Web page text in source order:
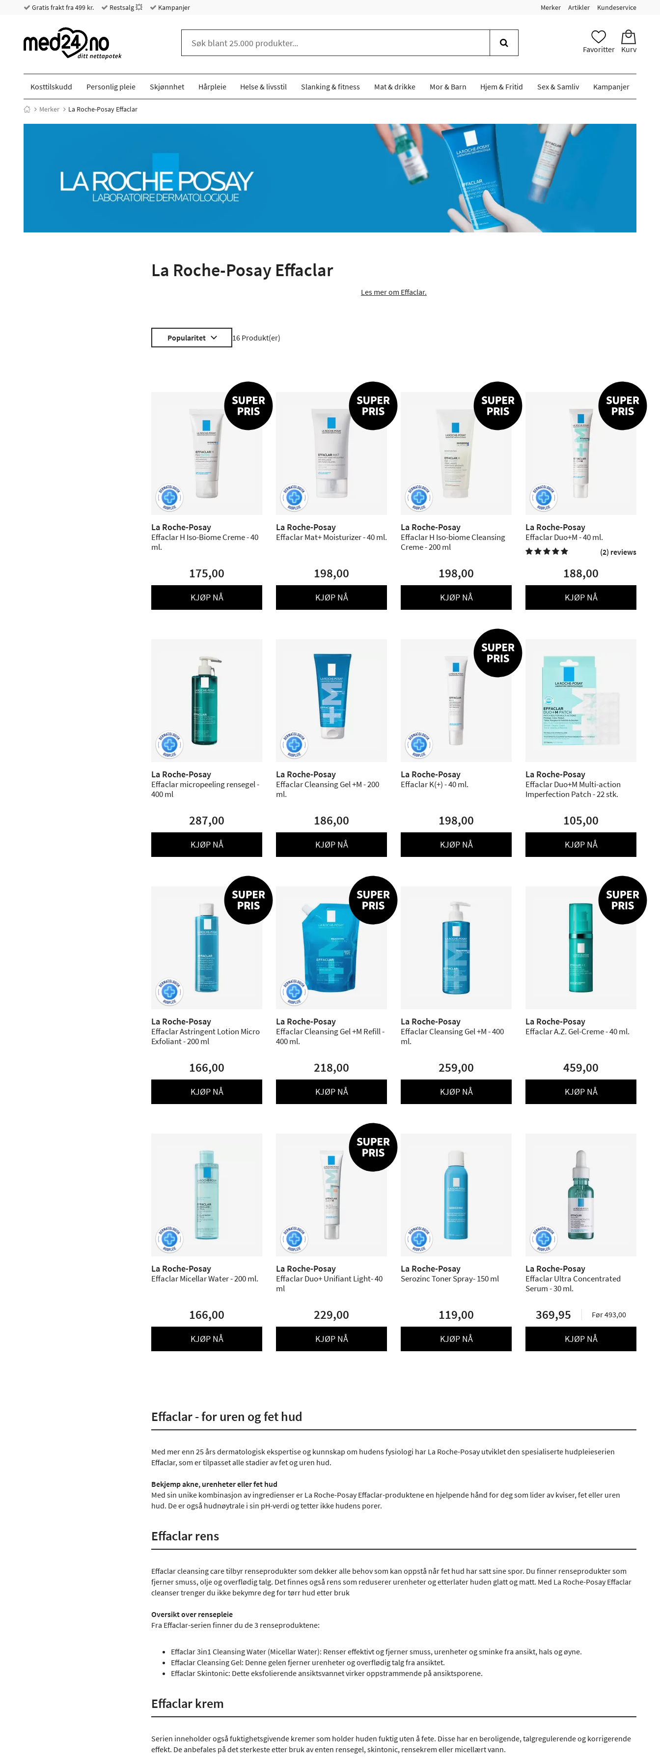
Gratis frakt fra 499 kr. Restsalg 💥 Kampanjer Merker Artikler Kundeservice
Favoritter Kurv
Kosttilskudd Personlig pleie Skjønnhet Hårpleie Helse & livsstil Slanking & fitness Mat & drikke Mor & Barn Hjem & Fritid Sex & Samliv Kampanjer
Merker La Roche-Posay Effaclar
La Roche-Posay Effaclar
Les mer om Effaclar.
Popularitet 16 Produkt(er)
La Roche-Posay
Effaclar H Iso-Biome Creme - 40
ml.
175,00
KJØP NÅ
La Roche-Posay
Effaclar Mat+ Moisturizer - 40 ml.
198,00
KJØP NÅ
La Roche-Posay
Effaclar H Iso-biome Cleansing
Creme - 200 ml
198,00
KJØP NÅ
La Roche-Posay
Effaclar Duo+M - 40 ml.
 (2) reviews
188,00
KJØP NÅ
La Roche-Posay
Effaclar micropeeling rensegel -
400 ml
287,00
KJØP NÅ
La Roche-Posay
Effaclar Cleansing Gel +M - 200
ml.
186,00
KJØP NÅ
La Roche-Posay
Effaclar K(+) - 40 ml.
198,00
KJØP NÅ
La Roche-Posay
Effaclar Duo+M Multi-action
Imperfection Patch - 22 stk.
105,00
KJØP NÅ
La Roche-Posay
Effaclar Astringent Lotion Micro
Exfoliant - 200 ml
166,00
KJØP NÅ
La Roche-Posay
Effaclar Cleansing Gel +M Refill -
400 ml.
218,00
KJØP NÅ
La Roche-Posay
Effaclar Cleansing Gel +M - 400
ml.
259,00
KJØP NÅ
La Roche-Posay
Effaclar A.Z. Gel-Creme - 40 ml.
459,00
KJØP NÅ
La Roche-Posay
Effaclar Micellar Water - 200 ml.
166,00
KJØP NÅ
La Roche-Posay
Effaclar Duo+ Unifiant Light- 40
ml
229,00
KJØP NÅ
La Roche-Posay
Serozinc Toner Spray- 150 ml
119,00
KJØP NÅ
La Roche-Posay
Effaclar Ultra Concentrated
Serum - 30 ml.
369,95 Før 493,00
KJØP NÅ
Effaclar - for uren og fet hud
Med mer enn 25 års dermatologisk ekspertise og kunnskap om hudens fysiologi har La Roche-Posay utviklet den spesialiserte hudpleieserien
Effaclar, som er tilpasset alle stadier av fet og uren hud.
Bekjemp akne, urenheter eller fet hud
Med sin unike kombinasjon av ingredienser er La Roche-Posay Effaclar-produktene en hjelpende hånd for deg som lider av kviser, fet eller uren
hud. De er også hudnøytrale i sin pH-verdi og tetter ikke hudens porer.
Effaclar rens
Effaclar cleansing care tilbyr renseprodukter som dekker alle behov som kan oppstå når fet hud har satt sine spor. Du finner renseprodukter som
fjerner smuss, olje og overflødig talg. Det finnes også rens som reduserer urenheter og etterlater huden glatt og matt. Med La Roche-Posay Effaclar
cleanser trenger du ikke bekymre deg for tørr hud etter bruk
Oversikt over rensepleie
Fra Effaclar-serien finner du de 3 renseproduktene:
Effaclar 3in1 Cleansing Water (Micellar Water): Renser effektivt og fjerner smuss, urenheter og sminke fra ansikt, hals og øyne.
Effaclar Cleansing Gel: Denne gelen fjerner urenheter og overflødig talg fra ansiktet.
Effaclar Skintonic: Dette eksfolierende ansiktsvannet virker oppstrammende på ansiktsporene.
Effaclar krem
Serien inneholder også fuktighetsgivende kremer som holder huden fuktig uten å fete. Disse har en beroligende, talgregulerende og korrigerende
effekt. De anbefales på det sterkeste etter bruk av enten rensegel, skintonic, rensekrem eller micellært vann.